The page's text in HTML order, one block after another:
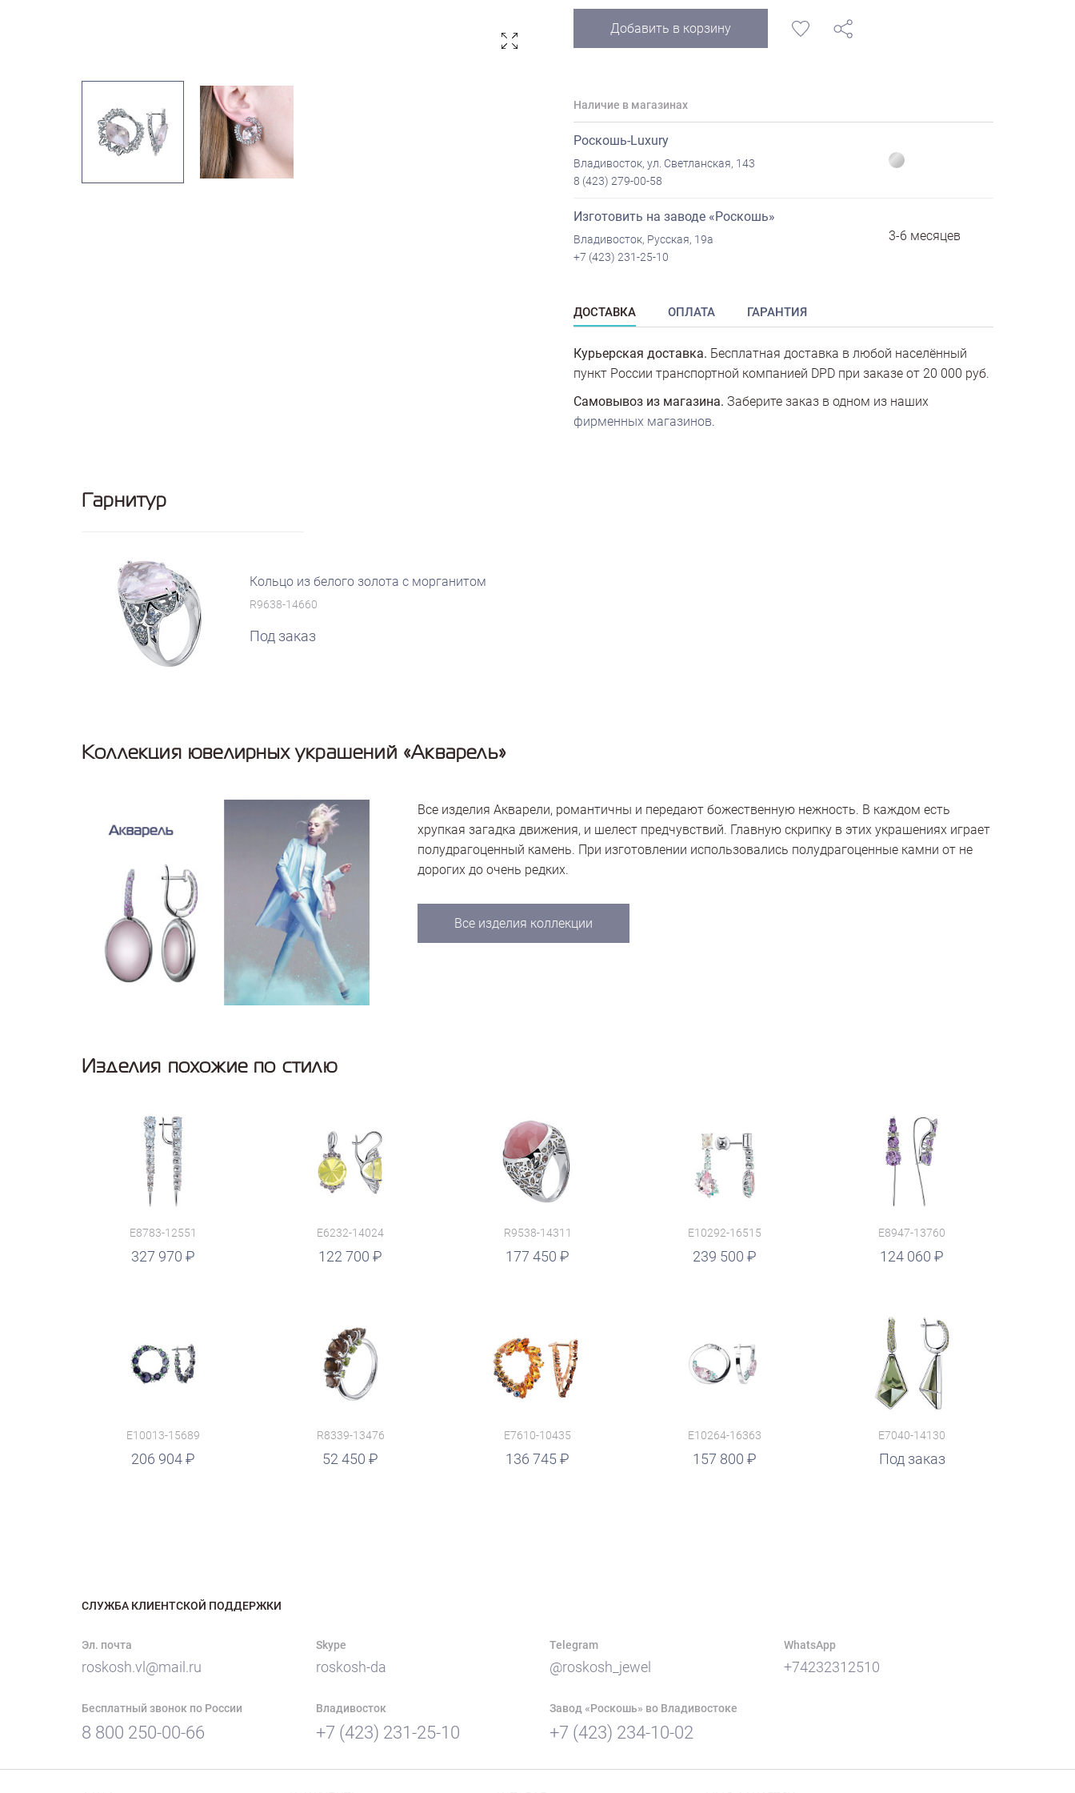
Добавить в корзину
Наличие в магазинах
Роскошь-Luxury
Владивосток, ул. Светланская, 143
8 (423) 279-00-58
Изготовить на заводе «Роскошь»
Владивосток, Русская, 19а
+7 (423) 231-25-10
3-6 месяцев
ДОСТАВКА ОПЛАТА ГАРАНТИЯ
Курьерская доставка. Бесплатная доставка в любой населённый
пункт России транспортной компанией DPD при заказе от 20 000 руб.
Самовывоз из магазина. Заберите заказ в одном из наших
фирменных магазинов.
Гарнитур
Кольцо из белого золота с морганитом
R9638-14660
Под заказ
Коллекция ювелирных украшений «Акварель»
Все изделия Акварели, романтичны и передают божественную нежность. В каждом есть
хрупкая загадка движения, и шелест предчувствий. Главную скрипку в этих украшениях играет
полудрагоценный камень. При изготовлении использовались полудрагоценные камни от не
дорогих до очень редких.
Все изделия коллекции
Изделия похожие по стилю
E8783-12551
327 970
E6232-14024
122 700
руб.
R9538-14311
177 450
руб.
E10292-16515
239 500
руб.
E8947-13760
124 060
руб.
E10013-15689
206 904
R8339-13476
52 450
руб.
E7610-10435
136 745
руб.
E10264-16363
157 800
руб.
E7040-14130
Под заказ
СЛУЖБА КЛИЕНТСКОЙ ПОДДЕРЖКИ
Эл. почта
roskosh.vl@mail.ru
Skype
roskosh-da
Telegram
@roskosh_jewel
WhatsApp
+74232312510
Бесплатный звонок по России
8 800 250-00-66
Владивосток
+7 (423) 231-25-10
Завод «Роскошь» во Владивостоке
+7 (423) 234-10-02